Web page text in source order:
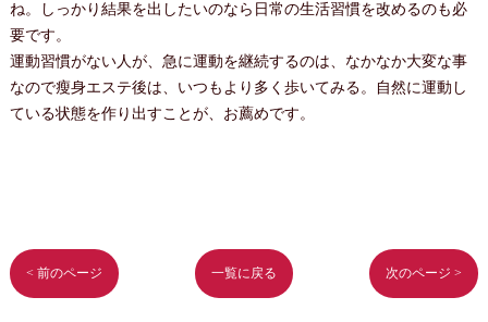
ね。しっかり結果を出したいのなら日常の生活習慣を改めるのも必
要です。
運動習慣がない人が、急に運動を継続するのは、なかなか大変な事
なので瘦身エステ後は、いつもより多く歩いてみる。自然に運動し
ている状態を作り出すことが、お薦めです。
< 前のページ 一覧に戻る 次のページ >